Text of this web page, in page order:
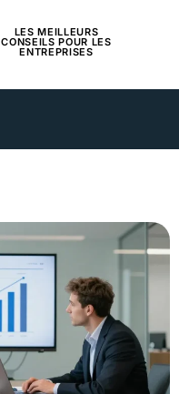
LES MEILLEURS
CONSEILS POUR LES
ENTREPRISES